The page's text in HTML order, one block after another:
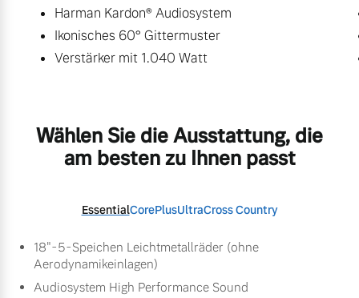
Harman Kardon® Audiosystem
Ikonisches 60° Gittermuster
Verstärker mit 1.040 Watt
Wählen Sie die Ausstattung, die
am besten zu Ihnen passt
EssentialCorePlusUltraCross Country
18"-5-Speichen Leichtmetallräder (ohne
Aerodynamikeinlagen)
Audiosystem High Performance Sound